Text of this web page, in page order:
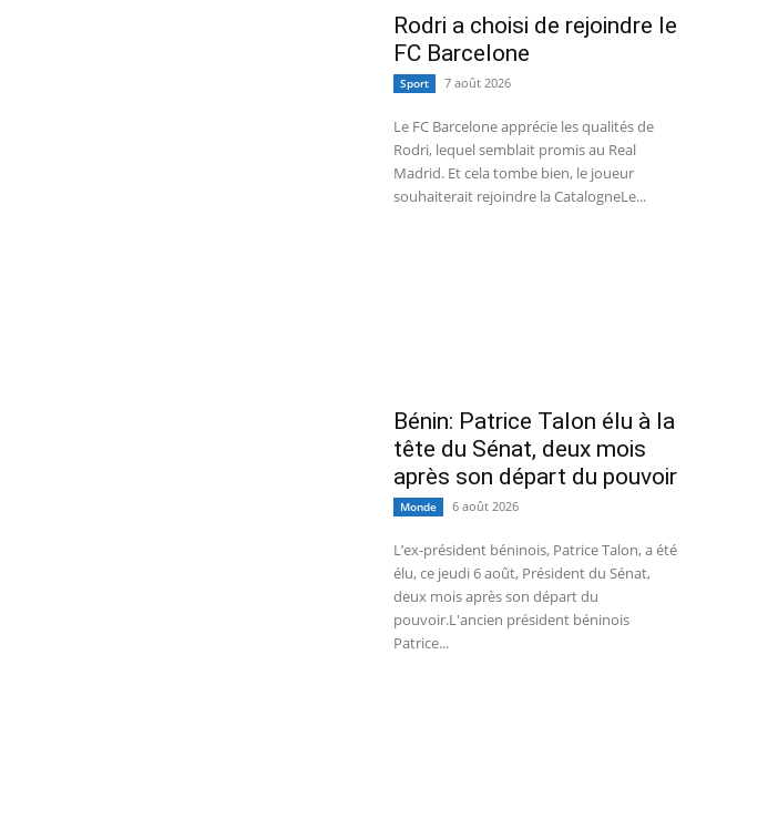
Rodri a choisi de rejoindre le
FC Barcelone
Sport 7 août 2026
Le FC Barcelone apprécie les qualités de
Rodri, lequel semblait promis au Real
Madrid. Et cela tombe bien, le joueur
souhaiterait rejoindre la CatalogneLe...
Bénin: Patrice Talon élu à la
tête du Sénat, deux mois
après son départ du pouvoir
Monde 6 août 2026
L’ex-président béninois, Patrice Talon, a été
élu, ce jeudi 6 août, Président du Sénat,
deux mois après son départ du
pouvoir.L'ancien président béninois
Patrice...